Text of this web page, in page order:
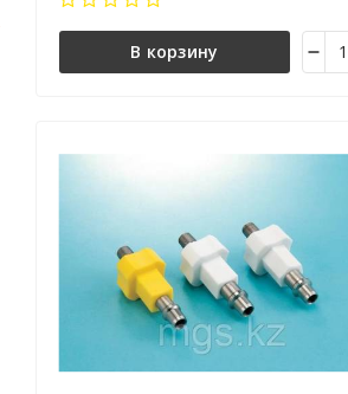
В корзину